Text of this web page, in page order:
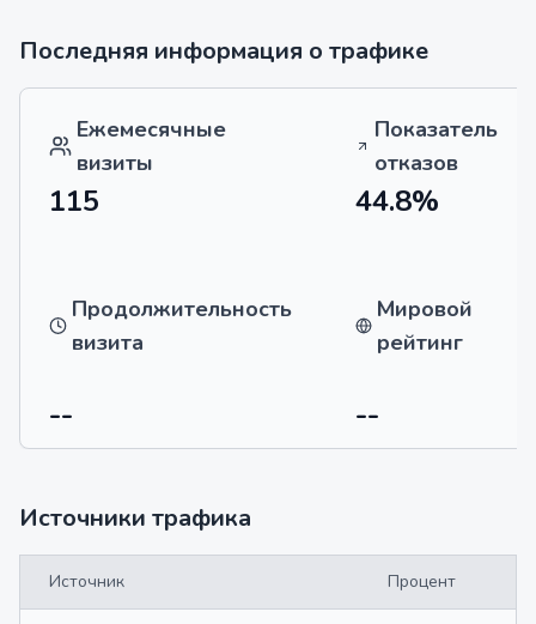
Последняя информация о трафике
Ежемесячные
визиты
Показатель
отказов
115 44.8%
Продолжительность
визита
Мировой
рейтинг
-- --
Источники трафика
Источник Процент